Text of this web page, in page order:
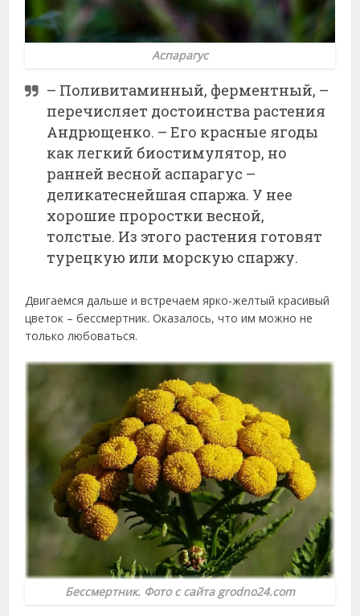
Аспарагус
– Поливитаминный, ферментный, –
перечисляет достоинства растения
Андрющенко. – Его красные ягоды
как легкий биостимулятор, но
ранней весной аспарагус –
деликатеснейшая спаржа. У нее
хорошие проростки весной,
толстые. Из этого растения готовят
турецкую или морскую спаржу.
Двигаемся дальше и встречаем ярко-желтый красивый
цветок – бессмертник. Оказалось, что им можно не
только любоваться.
Бессмертник. Фото с сайта grodno24.com